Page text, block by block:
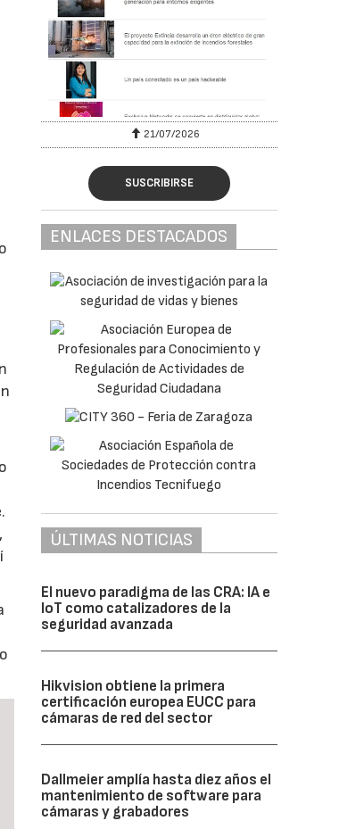
21/07/2026
SUSCRIBIRSE
ENLACES DESTACADOS
ÚLTIMAS NOTICIAS
El nuevo paradigma de las CRA: IA e
IoT como catalizadores de la
seguridad avanzada
Hikvision obtiene la primera
certificación europea EUCC para
cámaras de red del sector
Dallmeier amplía hasta diez años el
mantenimiento de software para
cámaras y grabadores